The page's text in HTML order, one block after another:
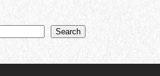
Search